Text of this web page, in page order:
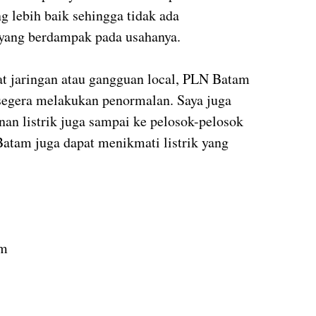
lebih baik sehingga tidak ada
berdampak pada usahanya.
jaringan atau gangguan local, PLN Batam
melakukan penormalan. Saya juga
listrik juga sampai ke pelosok-pelosok
juga dapat menikmati listrik yang